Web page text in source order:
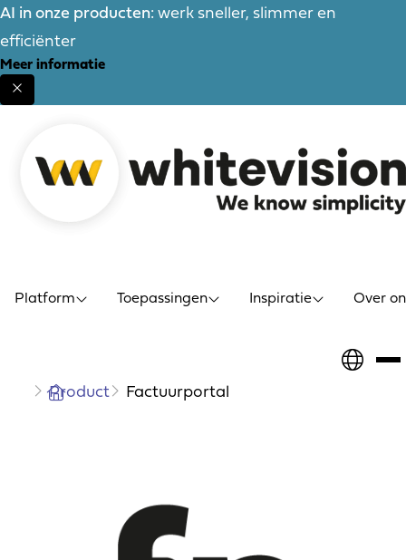
AI in onze producten: werk sneller, slimmer en
efficiënter
Meer informatie
Platform Toepassingen Inspiratie Over
Home Product Factuurportal